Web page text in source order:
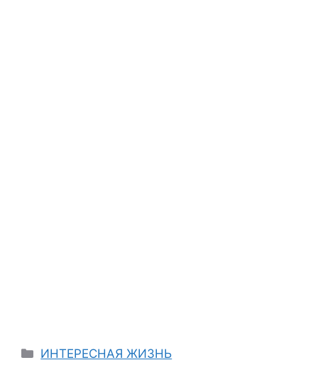
Categories
ИНТЕРЕСНАЯ ЖИЗНЬ